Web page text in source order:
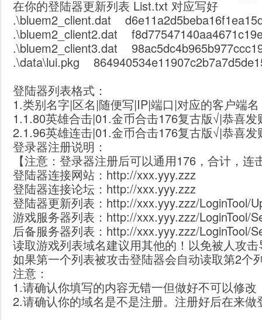
在你的登陆器更新列表 List.txt 对应写好
.\bluem2_client.dat
.\bluem2_client2.dat
.\bluem2_client3.dat
.\data\lui.pkg
登陆器列表格式：
1.类别名字|区名|随便写|IP|端口|对应的客户端名
1.1.80英雄合击|01.金币合击176复古版√|恭喜
2.1.96英雄连击|01.金币合击176复古版√|恭喜
登录器注册说明：
【注意：登录器注册后可以通用176，合计，连
登陆器连接网站：http://xxx.yyy.zzz
登陆器连接论坛：http://xxx.yyy.zzz
登陆器更新列表：http://xxx.yyy.zzz/LoginTool/
游戏服务器列表：http://xxx.yyy.zzz/LoginTool/
后备服务器列表：http://xxx.yyy.zzz/LoginTool/
读取游戏列表域名建议用其他的！以免被人攻
如果第一个列表被攻击登陆器会自动读取第2个
注意：
1.请确认你填写的内容无错一但做好不可以修改
2.请确认你的域名是不是注册。注册好后在来